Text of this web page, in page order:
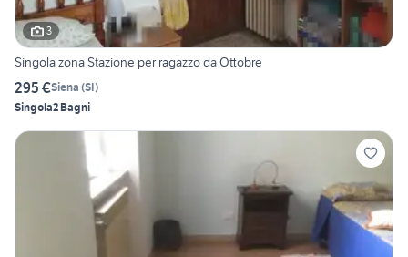
3
Singola zona Stazione per ragazzo da Ottobre
295 €Siena (SI)
Singola2 Bagni